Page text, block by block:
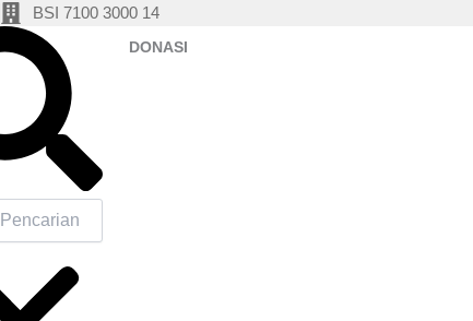
BSI 7100 3000 14
DONASI